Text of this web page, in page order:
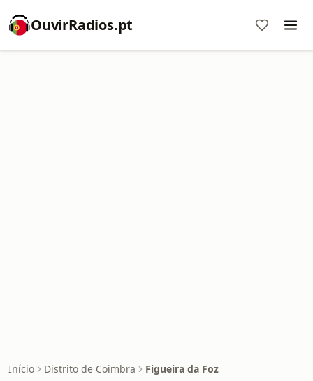
OuvirRadios.pt
Início Distrito de Coimbra Figueira da Foz